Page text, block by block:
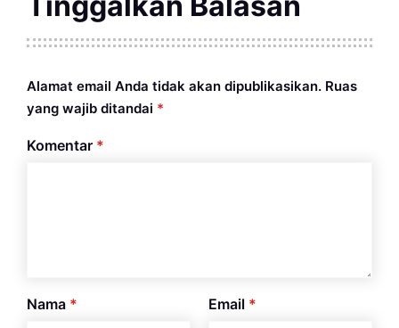
Alamat email Anda tidak akan dipublikasikan. Ruas
yang wajib ditandai *
Komentar *
Nama * Email *